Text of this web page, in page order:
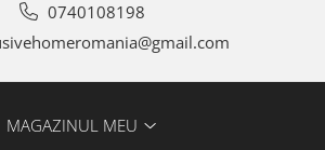
0740108198
MAGAZINUL MEU